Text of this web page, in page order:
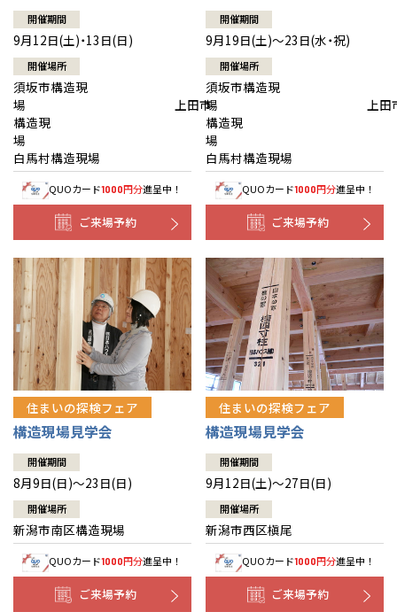
開催期間
9月12日(土)・13日(日)
開催場所
須坂市構造現
場 上田市
構造現
場
白馬村構造現場
QUOカード1000円分進呈中！
ご来場予約
開催期間
9月19日(土)～23日(水・祝)
開催場所
須坂市構造現
場 上田
構造現
白馬村構造現場
QUOカード1000円分進呈中！
ご来場予約
住まいの探検フェア
構造現場見学会
開催期間
8月9日(日)～23日(日)
開催場所
新潟市南区構造現場
QUOカード1000円分進呈中！
ご来場予約
住まいの探検フェア
構造現場見学会
開催期間
9月12日(土)～27日(日)
開催場所
新潟市西区槇尾
QUOカード1000円分進呈中！
ご来場予約